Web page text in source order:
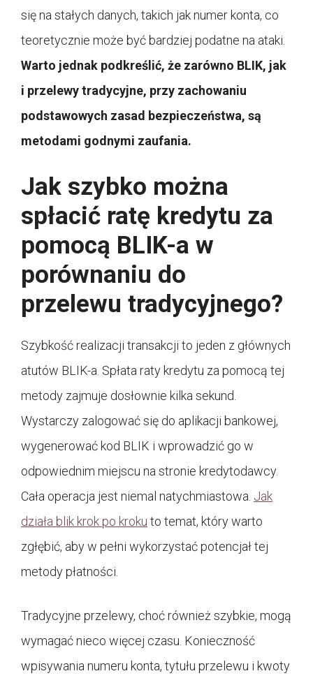
się na stałych danych, takich jak numer konta, co
teoretycznie może być bardziej podatne na ataki.
Warto jednak podkreślić, że zarówno BLIK, jak
i przelewy tradycyjne, przy zachowaniu
podstawowych zasad bezpieczeństwa, są
metodami godnymi zaufania.
Jak szybko można
spłacić ratę kredytu za
pomocą BLIK-a w
porównaniu do
przelewu tradycyjnego?
Szybkość realizacji transakcji to jeden z głównych
atutów BLIK-a. Spłata raty kredytu za pomocą tej
metody zajmuje dosłownie kilka sekund.
Wystarczy zalogować się do aplikacji bankowej,
wygenerować kod BLIK i wprowadzić go w
odpowiednim miejscu na stronie kredytodawcy.
Cała operacja jest niemal natychmiastowa. Jak
działa blik krok po kroku to temat, który warto
zgłębić, aby w pełni wykorzystać potencjał tej
metody płatności.
Tradycyjne przelewy, choć również szybkie, mogą
wymagać nieco więcej czasu. Konieczność
wpisywania numeru konta, tytułu przelewu i kwoty